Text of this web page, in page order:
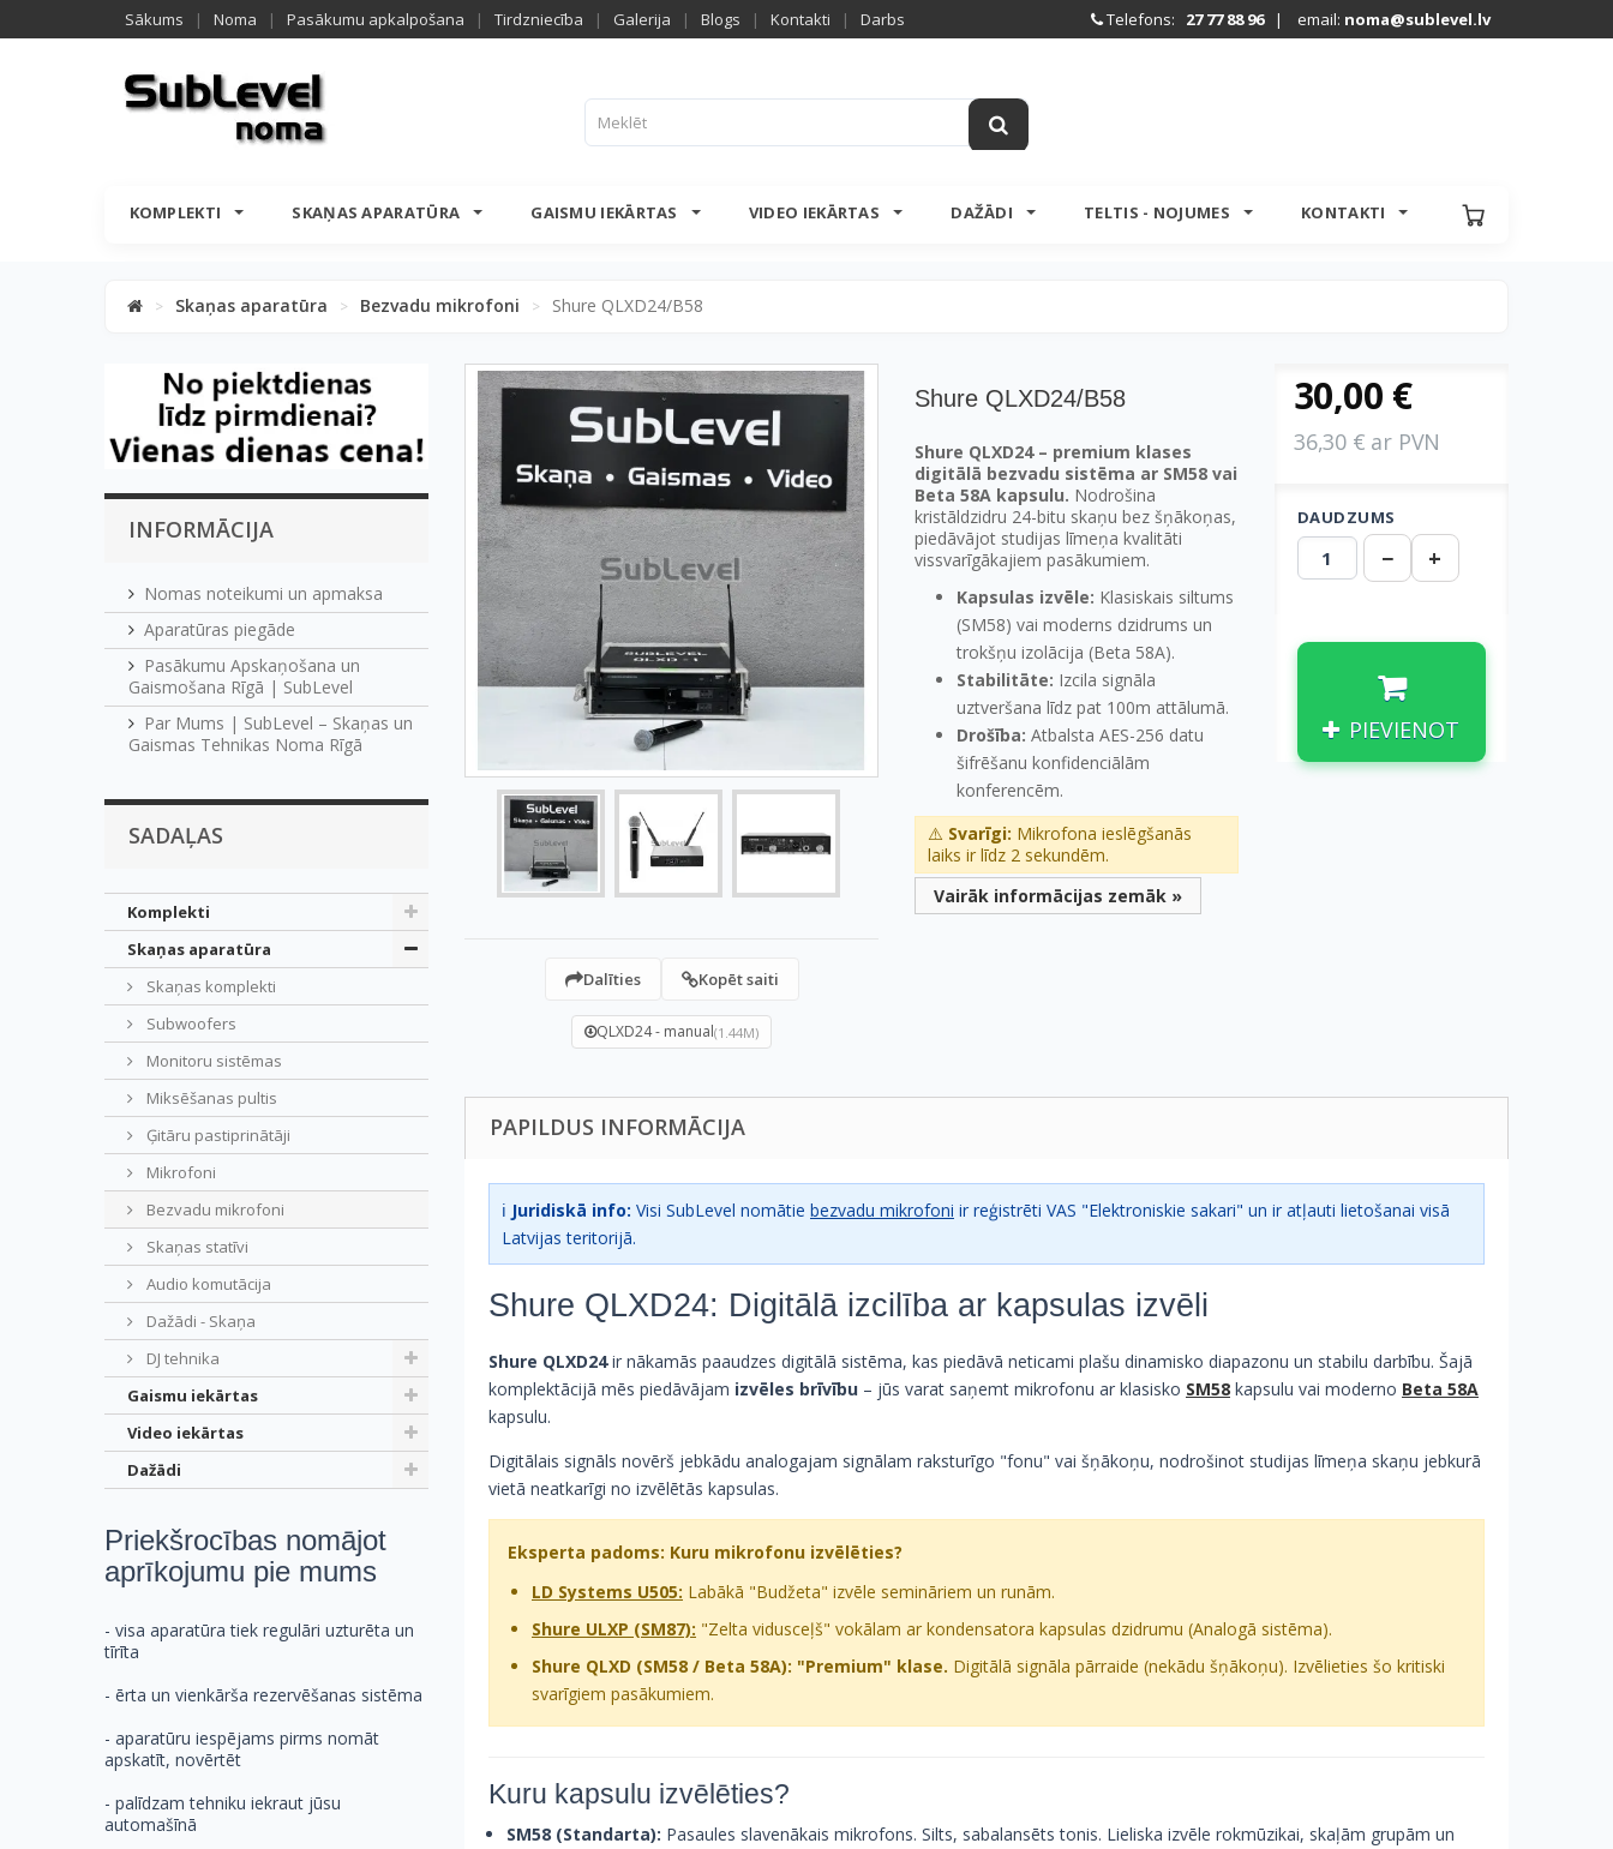
Sākums | Noma | Pasākumu apkalpošana | Tirdzniecība | Galerija | Blogs | Kontakti | Darbs Telefons: 27 77 88 96| email: noma@sublevel.lv
KOMPLEKTI SKAŅAS APARATŪRA GAISMU IEKĀRTAS VIDEO IEKĀRTAS DAŽĀDI TELTIS - NOJUMES KONTAKTI
> Skaņas aparatūra > Bezvadu mikrofoni > Shure QLXD24/B58
INFORMĀCIJA
Nomas noteikumi un apmaksa
Aparatūras piegāde
Pasākumu Apskaņošana un
Gaismošana Rīgā | SubLevel
Par Mums | SubLevel – Skaņas un
Gaismas Tehnikas Noma Rīgā
SADAĻAS
Komplekti
Skaņas aparatūra
Skaņas komplekti
Subwoofers
Monitoru sistēmas
Miksēšanas pultis
Ģitāru pastiprinātāji
Mikrofoni
Bezvadu mikrofoni
Skaņas statīvi
Audio komutācija
Dažādi - Skaņa
DJ tehnika
Gaismu iekārtas
Video iekārtas
Dažādi
Priekšrocības nomājot
aprīkojumu pie mums
- visa aparatūra tiek regulāri uzturēta un
tīrīta
- ērta un vienkārša rezervēšanas sistēma
- aparatūru iespējams pirms nomāt
apskatīt, novērtēt
- palīdzam tehniku iekraut jūsu
automašīnā
Dalīties Kopēt saiti
QLXD24 - manual(1.44M)
Shure QLXD24/B58
Shure QLXD24 – premium klases
digitālā bezvadu sistēma ar SM58 vai
Beta 58A kapsulu. Nodrošina
kristāldzidru 24-bitu skaņu bez šņākoņas,
piedāvājot studijas līmeņa kvalitāti
vissvarīgākajiem pasākumiem.
Kapsulas izvēle: Klasiskais siltums
(SM58) vai moderns dzidrums un
trokšņu izolācija (Beta 58A).
Stabilitāte: Izcila signāla
uztveršana līdz pat 100m attālumā.
Drošība: Atbalsta AES-256 datu
šifrēšanu konfidenciālām
konferencēm.
⚠️ Svarīgi: Mikrofona ieslēgšanās
laiks ir līdz 2 sekundēm.
Vairāk informācijas zemāk »
30,00 €
36,30 € ar PVN
DAUDZUMS
− +
PIEVIENOT
PAPILDUS INFORMĀCIJA
ℹ️ Juridiskā info: Visi SubLevel nomātie bezvadu mikrofoni ir reģistrēti VAS "Elektroniskie sakari" un ir atļauti lietošanai visā
Latvijas teritorijā.
Shure QLXD24: Digitālā izcilība ar kapsulas izvēli
Shure QLXD24ir nākamās paaudzes digitālā sistēma, kas piedāvā neticami plašu dinamisko diapazonu un stabilu darbību. Šajā
komplektācijā mēs piedāvājam izvēles brīvību – jūs varat saņemt mikrofonu ar klasisko SM58 kapsulu vai moderno Beta 58A
kapsulu.
Digitālais signāls novērš jebkādu analogajam signālam raksturīgo "fonu" vai šņākoņu, nodrošinot studijas līmeņa skaņu jebkurā
vietā neatkarīgi no izvēlētās kapsulas.
Eksperta padoms: Kuru mikrofonu izvēlēties?
LD Systems U505: Labākā "Budžeta" izvēle semināriem un runām.
Shure ULXP (SM87): "Zelta vidusceļš" vokālam ar kondensatora kapsulas dzidrumu (Analogā sistēma).
Shure QLXD (SM58 / Beta 58A): "Premium" klase. Digitālā signāla pārraide (nekādu šņākoņu). Izvēlieties šo kritiski
svarīgiem pasākumiem.
Kuru kapsulu izvēlēties?
SM58 (Standarta): Pasaules slavenākais mikrofons. Silts, sabalansēts tonis. Lieliska izvēle rokmūzikai, skaļām grupām un